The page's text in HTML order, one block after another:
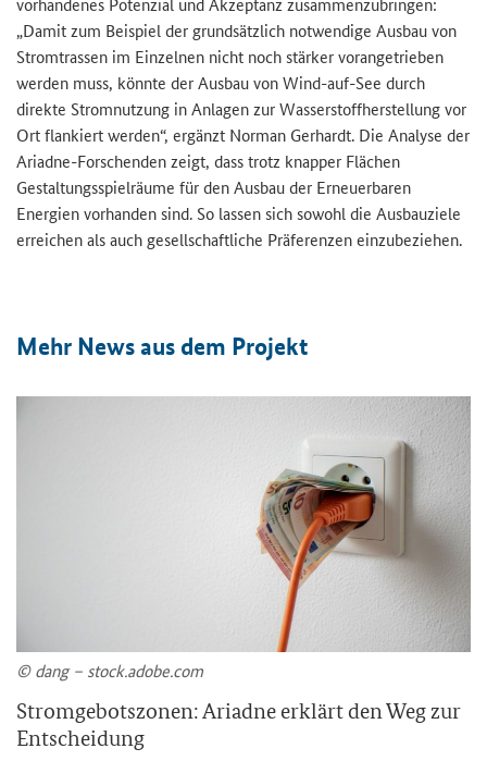
„Damit zum Beispiel der grundsätzlich notwendige Ausbau von
Stromtrassen im Einzelnen nicht noch stärker vorangetrieben
werden muss, könnte der Ausbau von Wind-auf-See durch
direkte Stromnutzung in Anlagen zur Wasserstoffherstellung vor
Ort flankiert werden“, ergänzt Norman Gerhardt. Die Analyse der
Ariadne-Forschenden zeigt, dass trotz knapper Flächen
Gestaltungsspielräume für den Ausbau der Erneuerbaren
Energien vorhanden sind. So lassen sich sowohl die Ausbauziele
erreichen als auch gesellschaftliche Präferenzen einzubeziehen.
Mehr News aus dem Projekt
© dang – stock.adobe.com
Stromgebotszonen: Ariadne erklärt den Weg zur
Entscheidung